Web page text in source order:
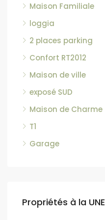
Maison Familiale
loggia
2 places parking
Confort RT2012
Maison de ville
exposé SUD
Maison de Charme
T1
Garage
Propriétés à la UNE